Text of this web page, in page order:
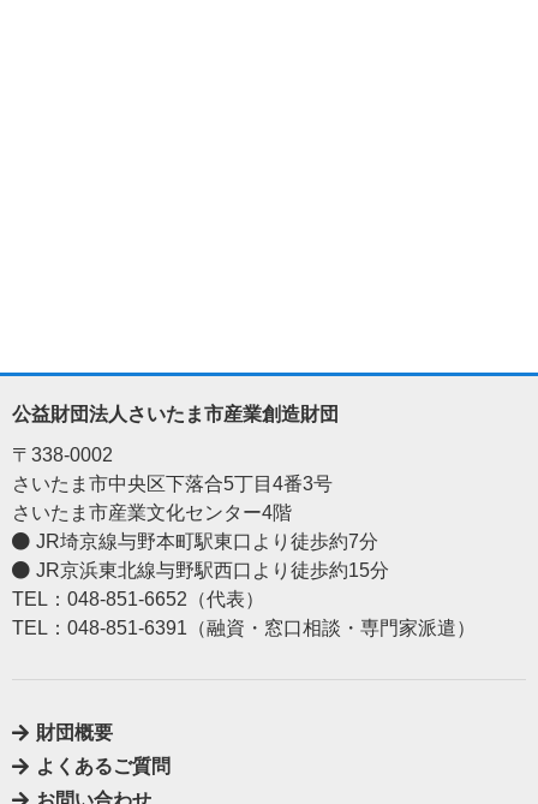
公益財団法人さいたま市産業創造財団
〒338-0002
さいたま市中央区下落合5丁目4番3号
さいたま市産業文化センター4階
JR埼京線与野本町駅東口より徒歩約7分
JR京浜東北線与野駅西口より徒歩約15分
TEL：048-851-6652（代表）
TEL：048-851-6391（融資・窓口相談・専門家派遣）
財団概要
よくあるご質問
お問い合わせ